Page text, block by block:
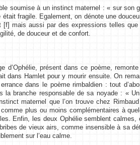
soumise à un instinct maternel : « sur son
fragile. Egalement, on dénote une
[f] mais aussi par des expressions telles
de douceur et de confort.
présent dans ce poème,
dans Hamlet pour y mourir ensuite. On
dans le poème rimbaldien : tout
la branche responsable de sa noyade : «
maternel que l’on trouve chez
plus ou moins complémentaires à
Enfin, les deux Ophélie semblent
de vieux airs, comme insensible à sa
sur l’eau calme.